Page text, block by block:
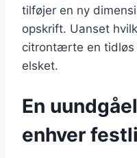
tilføjer en ny
opskrift. Uanset
citrontærte en
elsket.
En
enhver